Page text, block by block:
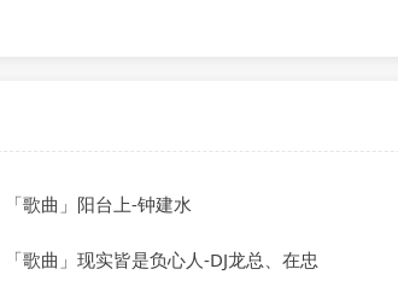
「歌曲」阳台上-钟建水
「歌曲」现实皆是负心人-DJ龙总、在忠